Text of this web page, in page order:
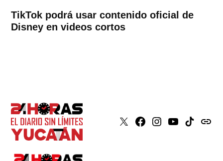
TikTok podrá usar contenido oficial de
Disney en videos cortos
X Faceboook
Instagram
YoutubeTiktokissuu